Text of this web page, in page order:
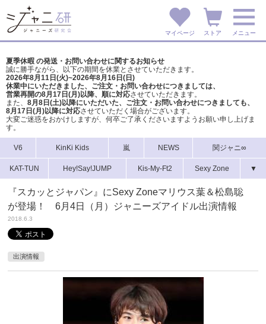
マイページ ストア メニュー
夏季休暇 の発送・お問い合わせに関するお知らせ
誠に勝手ながら、以下の期間を休業とさせていただきます。
2026年8月11日(火)~2026年8月16日(日)
休業中にいただきました、ご注文・お問い合わせにつきましては、
営業再開の8月17日(月)以降、順に対応させていただきます。
また、 8月8日(土)以降にいただいた、ご注文・ お問い合わせにつきましても、
8月17日(月)以降に対応させていただく場合がございます。
大変ご迷惑をおかけしますが、 何卒ご了承くださいますようお願い申し上げま
す。
V6 KinKi Kids 嵐 NEWS 関ジャニ∞
KAT-TUN Hey!Say!JUMP Kis-My-Ft2 Sexy Zone ▼
『スカッとジャパン』にSexy Zoneマリウス葉＆松島聡
が登場！ 6月4日（月）ジャニーズアイドル出演情報
2018.6.3
出演情報